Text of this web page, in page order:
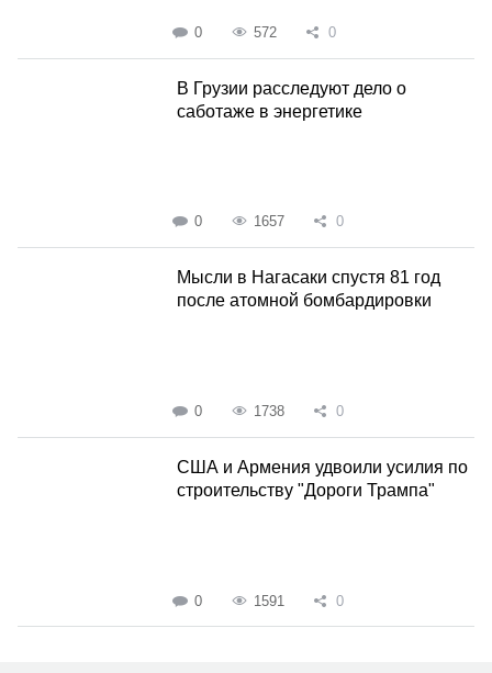
0 572 0
В Грузии расследуют дело о
саботаже в энергетике
0 1657 0
Мысли в Нагасаки спустя 81 год
после атомной бомбардировки
0 1738 0
США и Армения удвоили усилия по
строительству "Дороги Трампа"
0 1591 0